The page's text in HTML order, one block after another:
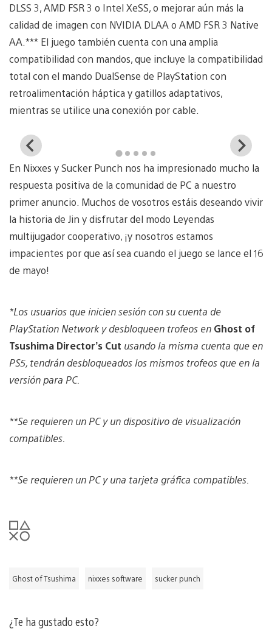
DLSS 3, AMD FSR 3 o Intel XeSS, o mejorar aún más la
calidad de imagen con NVIDIA DLAA o AMD FSR 3 Native
AA.*** El juego también cuenta con una amplia
compatibilidad con mandos, que incluye la compatibilidad
total con el mando DualSense de PlayStation con
retroalimentación háptica y gatillos adaptativos,
mientras se utilice una conexión por cable.
View
and
download
image
En Nixxes y Sucker Punch nos ha impresionado mucho la
respuesta positiva de la comunidad de PC a nuestro
primer anuncio. Muchos de vosotros estáis deseando vivir
la historia de Jin y disfrutar del modo Leyendas
multijugador cooperativo, ¡y nosotros estamos
impacientes por que así sea cuando el juego se lance el 16
de mayo!
*Los usuarios que inicien sesión con su cuenta de
PlayStation Network y desbloqueen trofeos en Ghost of
Tsushima Director’s Cut usando la misma cuenta que en
PS5, tendrán desbloqueados los mismos trofeos que en la
versión para PC.
**Se requieren un PC y un dispositivo de visualización
compatibles.
**Se requieren un PC y una tarjeta gráfica compatibles.
Ghost of Tsushima nixxes software sucker punch
¿Te ha gustado esto?